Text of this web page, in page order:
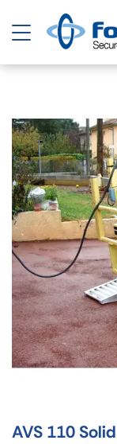
Toggle
AVS 110